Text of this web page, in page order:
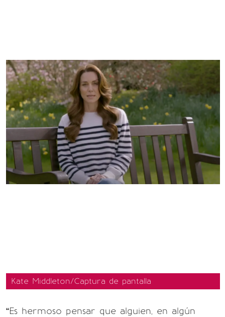
Kate Middleton/Captura de pantalla
“Es hermoso pensar que alguien, en algún